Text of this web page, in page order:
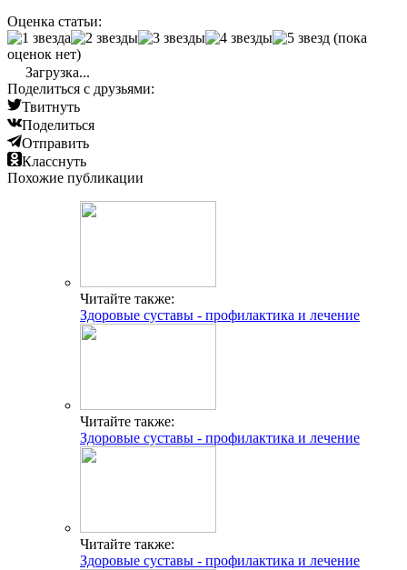
Оценка статьи:
(пока
оценок нет)
Загрузка...
Поделиться с друзьями:
Твитнуть
Поделиться
Отправить
Класснуть
Похожие публикации
Читайте также:
Здоровые суставы - профилактика и лечение
Читайте также:
Здоровые суставы - профилактика и лечение
Читайте также:
Здоровые суставы - профилактика и лечение